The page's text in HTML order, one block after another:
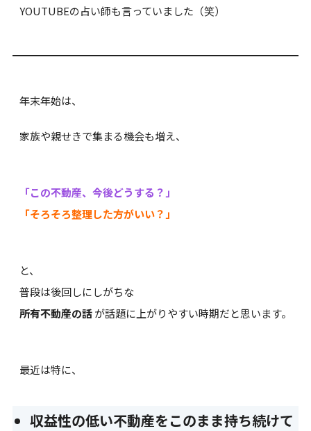
YOUTUBEの占い師も言っていました（笑）
年末年始は、
家族や親せきで集まる機会も増え、
「この不動産、今後どうする？」
「そろそろ整理した方がいい？」
と、
普段は後回しにしがちな
所有不動産の話が話題に上がりやすい時期だと思います。
最近は特に、
収益性の低い不動産をこのまま持ち続けて